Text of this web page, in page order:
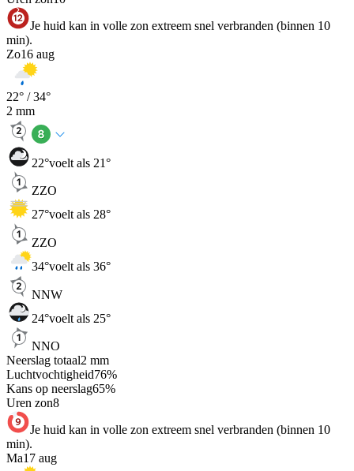
Je huid kan in volle zon extreem snel verbranden (binnen 10
min).
Zo16 aug
22° /34°
2 mm
22°voelt als 21°
ZZO
27°voelt als 28°
ZZO
34°voelt als 36°
NNW
24°voelt als 25°
NNO
Neerslag totaal2 mm
Luchtvochtigheid76%
Kans op neerslag65%
Uren zon8
Je huid kan in volle zon extreem snel verbranden (binnen 10
min).
Ma17 aug